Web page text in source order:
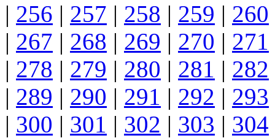
| 256 | 257 | 258 | 259 | 260
| 267 | 268 | 269 | 270 | 271
| 278 | 279 | 280 | 281 | 282
| 289 | 290 | 291 | 292 | 293
| 300 | 301 | 302 | 303 | 304